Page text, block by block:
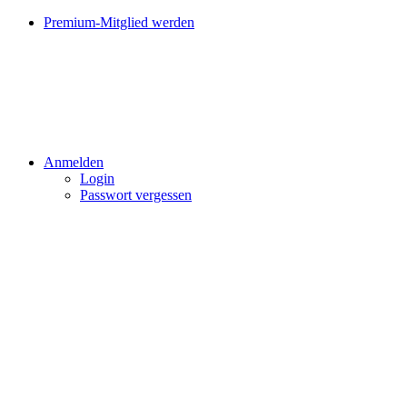
Premium-Mitglied werden
Anmelden
Login
Passwort vergessen